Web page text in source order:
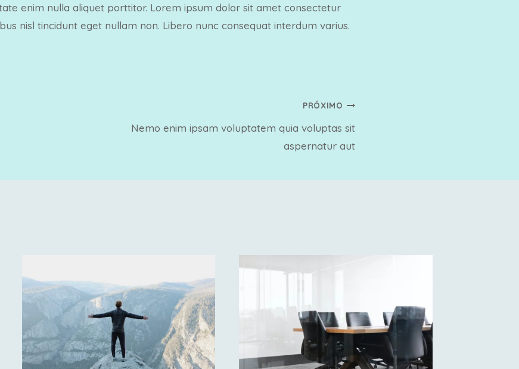
enim nulla aliquet porttitor. Lorem ipsum dolor sit amet consectetur
nisl tincidunt eget nullam non. Libero nunc consequat interdum varius.
PRÓXIMO
Nemo enim ipsam voluptatem quia voluptas sit
aspernatur aut